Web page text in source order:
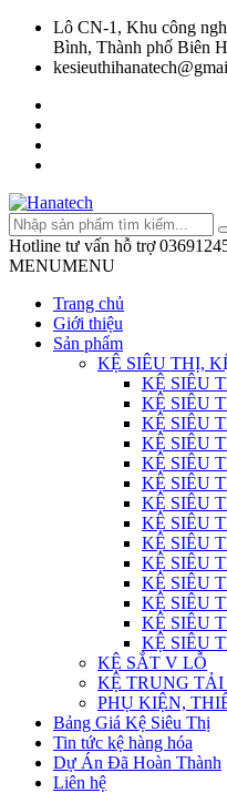
Lô CN-1, Khu công
Bình, Thành phố Biên
Hotline tư vấn hỗ trợ
MENUMENU
Trang chủ
Giới thiệu
Sản phẩm
KỆ SIÊU THỊ,
KỆ SIÊU
KỆ SIÊU
KỆ SIÊU
KỆ SIÊU
KỆ SIÊU
KỆ SIÊU
KỆ SIÊU
KỆ SIÊU
KỆ SIÊU
KỆ SIÊU
KỆ SIÊU
KỆ SIÊU
KỆ SIÊU
KỆ SIÊU
KỆ SẮT V LỖ
KỆ TRUNG TẢI
PHỤ KIỆN,
Bảng Giá Kệ Siêu Thị
Tin tức kệ hàng hóa
Dự Án Đã Hoàn Thành
Liên hệ